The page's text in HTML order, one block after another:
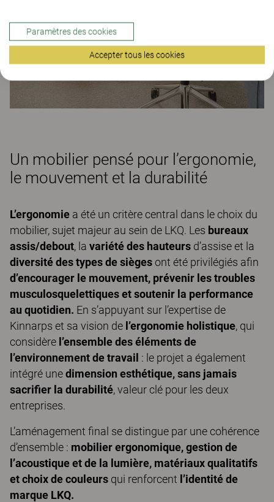
Un mobilier pensé pour l’ergonomie,
le mouvement et la durabilité
L’ergonomie a été un critère central dans le choix du
mobilier, sujet majeur au sein de LKQ. Les bureaux
assis/debout, la variété des hauteurs d’assise et la
diversité des types de siègesont été privilégiés afin
d’encourager le mouvement, prévenir les troubles
musculosquelettiques et soutenir la performance
au quotidien. En s’appuyant sur l’expertise de
Kinnarps et sa vision de l’ergonomie holistique, qui
considère l’ensemble des éléments de
l’environnement de travail : le projet a également
intégré unedimension esthétique, sans jamais
sacrifier la durabilité, valeur clé pour les deux
entreprises.
L’aménagement final se distingue par une cohérence
d’ensemble : mobilier ergonomique, gestion de
l’acoustique et de la lumière, matériaux qualitatifs
et choix de couleurs qui renforcent l’identité de
marque LKQ.
Paramètres des cookies
Accepter tous les cookies